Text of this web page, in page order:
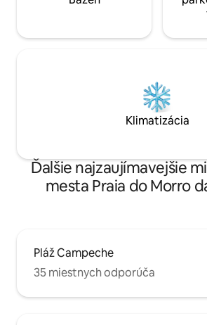
Klimatizácia
Ďalšie najzaujímavejšie
mesta Praia do Morro
Pláž Campeche
35 miestnych odporúča